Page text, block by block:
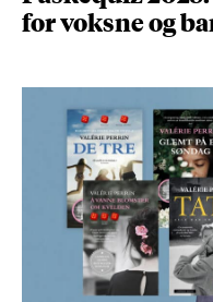
for voksne og